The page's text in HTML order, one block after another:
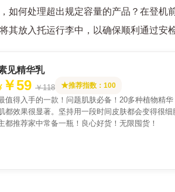
如何处理超出规定容量的产品？在登机
其放入托运行李中，以确保顺利通过安检
见精华乳
￥59 ￥118 推荐指数：100
值得入手的一款！问题肌肤必备！20多种植物精
都效果很显著。坚持用一段时间皮肤都会变得很
都推荐家中常备一瓶！良心好货！无限囤货！